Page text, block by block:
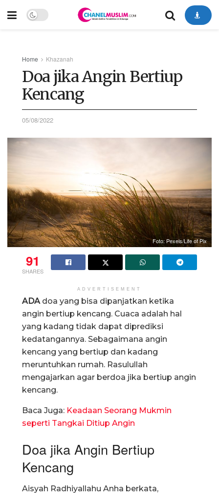
Home Khazanah
Doa jika Angin Bertiup
Kencang
05/08/2022
Foto: Pexels/Life of Pix
91
SHARES
ADVERTISEMENT
ADA doa yang bisa dipanjatkan ketika
angin bertiup kencang. Cuaca adalah hal
yang kadang tidak dapat diprediksi
kedatangannya. Sebagaimana angin
kencang yang bertiup dan kadang
meruntuhkan rumah. Rasulullah
mengajarkan agar berdoa jika bertiup angin
kencang.
Baca Juga: Keadaan Seorang Mukmin
seperti Tangkai Ditiup Angin
Doa jika Angin Bertiup
Kencang
Aisyah Radhiyallahu Anha berkata,